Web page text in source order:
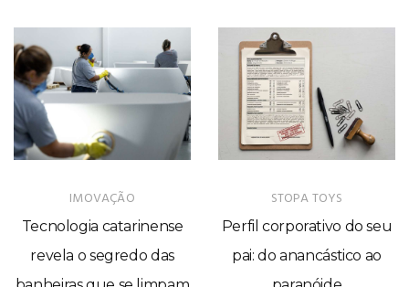
IMOVAÇÃO
Tecnologia catarinense
revela o segredo das
STOPA TOYS
Perfil corporativo do seu
pai: do anancástico ao